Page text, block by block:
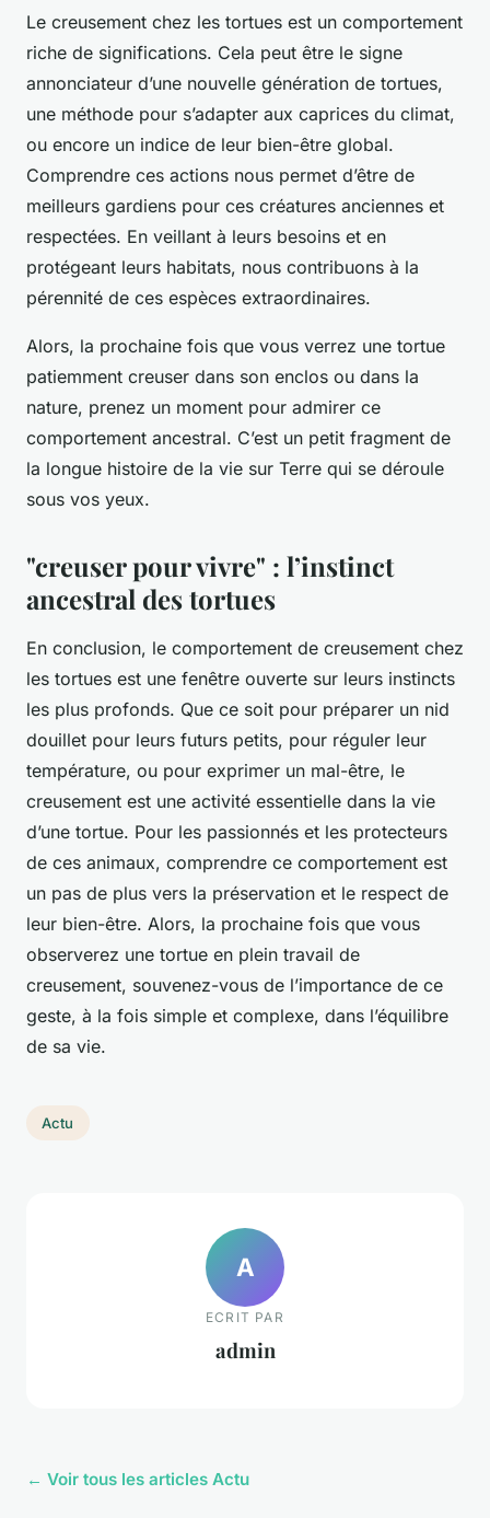
Le creusement chez les tortues est un comportement
riche de significations. Cela peut être le signe
annonciateur d’une nouvelle génération de tortues,
une méthode pour s’adapter aux caprices du climat,
ou encore un indice de leur bien-être global.
Comprendre ces actions nous permet d’être de
meilleurs gardiens pour ces créatures anciennes et
respectées. En veillant à leurs besoins et en
protégeant leurs habitats, nous contribuons à la
pérennité de ces espèces extraordinaires.
Alors, la prochaine fois que vous verrez une tortue
patiemment creuser dans son enclos ou dans la
nature, prenez un moment pour admirer ce
comportement ancestral. C’est un petit fragment de
la longue histoire de la vie sur Terre qui se déroule
sous vos yeux.
"creuser pour vivre" : l’instinct
ancestral des tortues
En conclusion, le comportement de creusement chez
les tortues est une fenêtre ouverte sur leurs instincts
les plus profonds. Que ce soit pour préparer un nid
douillet pour leurs futurs petits, pour réguler leur
température, ou pour exprimer un mal-être, le
creusement est une activité essentielle dans la vie
d’une tortue. Pour les passionnés et les protecteurs
de ces animaux, comprendre ce comportement est
un pas de plus vers la préservation et le respect de
leur bien-être. Alors, la prochaine fois que vous
observerez une tortue en plein travail de
creusement, souvenez-vous de l’importance de ce
geste, à la fois simple et complexe, dans l’équilibre
de sa vie.
Actu
A
ECRIT PAR
admin
← Voir tous les articles Actu